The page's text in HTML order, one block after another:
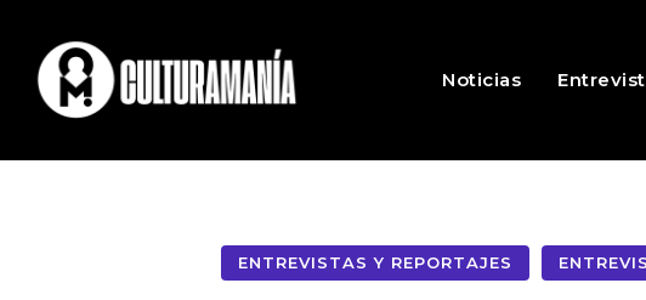
Noticias
ENTREVISTAS Y REPORTAJES